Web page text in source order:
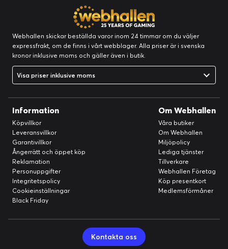
Webhallen skickar beställda varor inom 24 timmar om du väljer
expressfrakt, om de finns i vårt webblager. Alla priser är i svenska
kronor inklusive moms och gäller även i butik.
Visa priser inklusive moms
Information
Köpvillkor
Leveransvillkor
Garantivillkor
Ångerrätt och öppet köp
Reklamation
Personuppgifter
Integritetspolicy
Cookieinställningar
Black Friday
Om Webhallen
Våra butiker
Om Webhallen
Miljöpolicy
Lediga tjänster
Tillverkare
Webhallen Företag
Köp presentkort
Medlemsförmåner
Kontakta oss